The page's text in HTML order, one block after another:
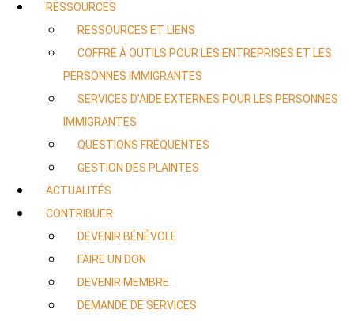
RESSOURCES
RESSOURCES ET LIENS
COFFRE À OUTILS POUR LES ENTREPRISES ET LES
PERSONNES IMMIGRANTES
SERVICES D’AIDE EXTERNES POUR LES PERSONNES
IMMIGRANTES
QUESTIONS FRÉQUENTES
GESTION DES PLAINTES
ACTUALITÉS
CONTRIBUER
DEVENIR BÉNÉVOLE
FAIRE UN DON
DEVENIR MEMBRE
DEMANDE DE SERVICES